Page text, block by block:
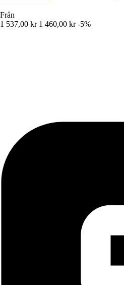
Från
1 537,00 kr 1 460,00 kr -5%